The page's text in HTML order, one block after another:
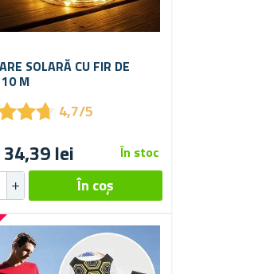
SOLARĂ CU FIR DE
10 M
★★
★★ 4,7/5
34,39 lei În stoc